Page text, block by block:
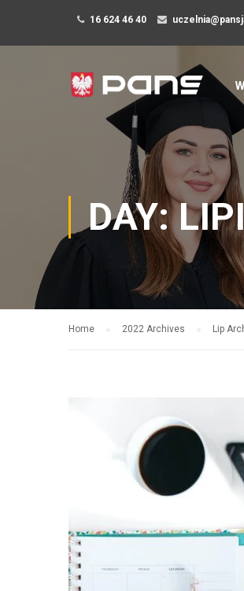
16 624 46 40
DAY:
Home 2022 Archives Lip